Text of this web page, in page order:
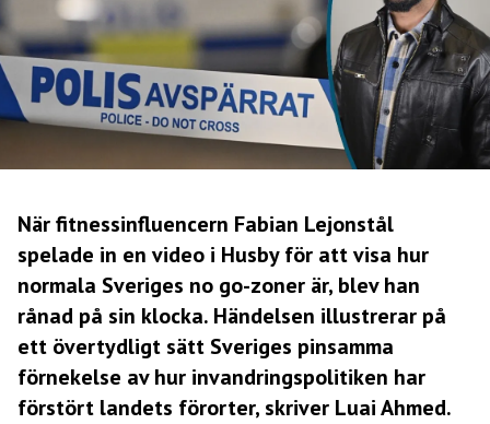
När fitnessinfluencern Fabian Lejonstål
spelade in en video i Husby för att visa hur
normala Sveriges no go-zoner är, blev han
rånad på sin klocka. Händelsen illustrerar på
ett övertydligt sätt Sveriges pinsamma
förnekelse av hur invandringspolitiken har
förstört landets förorter, skriver Luai Ahmed.